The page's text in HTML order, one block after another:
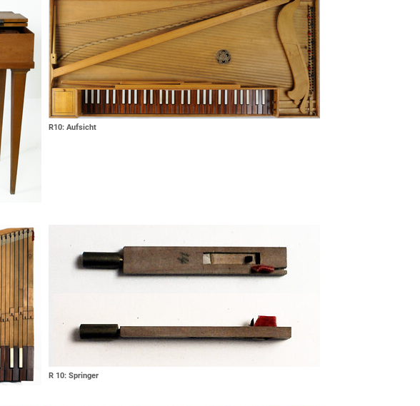
R10: Aufsicht
R 10: Springer